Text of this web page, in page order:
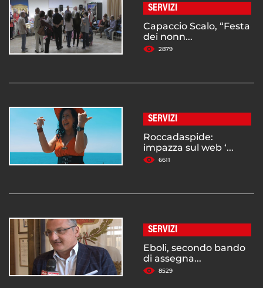
SERVIZI
Capaccio Scalo, “Festa
dei nonn...
2879
SERVIZI
Roccadaspide:
impazza sul web ‘...
6611
SERVIZI
Eboli, secondo bando
di assegna...
8529